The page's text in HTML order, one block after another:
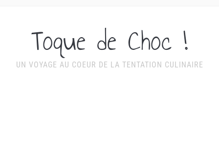
Toque de Choc !
UN VOYAGE AU COEUR DE LA TENTATION CULINAIRE